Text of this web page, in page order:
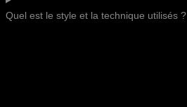
Quel est le style et la technique utilisés ?